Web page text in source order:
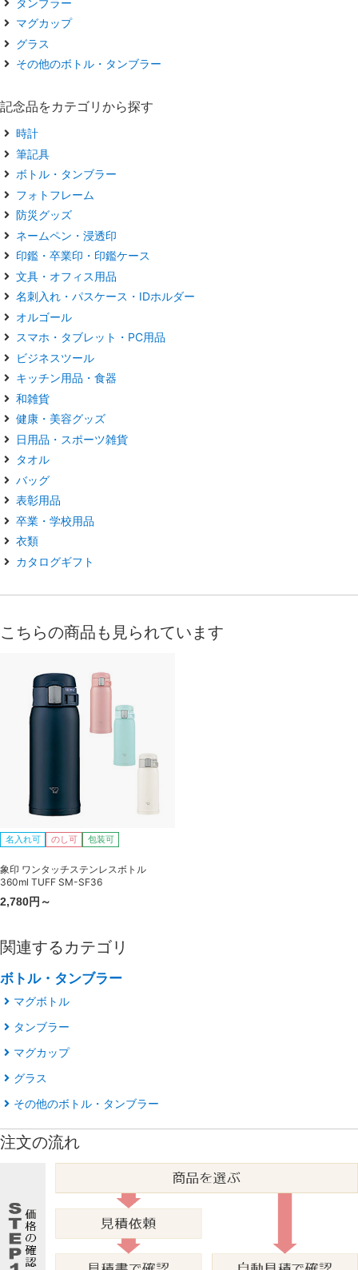
マグカップ
グラス
その他のボトル・タンブラー
記念品をカテゴリから探す
時計
筆記具
ボトル・タンブラー
フォトフレーム
防災グッズ
ネームペン・浸透印
印鑑・卒業印・印鑑ケース
文具・オフィス用品
名刺入れ・パスケース・IDホルダー
オルゴール
スマホ・タブレット・PC用品
ビジネスツール
キッチン用品・食器
和雑貨
健康・美容グッズ
日用品・スポーツ雑貨
タオル
バッグ
表彰用品
卒業・学校用品
衣類
カタログギフト
こちらの商品も見られています
名入れ可 のし可 包装可
象印 ワンタッチステンレスボトル
360ml TUFF SM-SF36
2,780円～
関連するカテゴリ
ボトル・タンブラー
マグボトル
タンブラー
マグカップ
グラス
その他のボトル・タンブラー
注文の流れ